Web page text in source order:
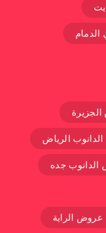
الرياض
جده
عروض الراية